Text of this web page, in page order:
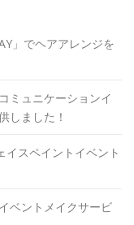
」でヘアアレンジを
ミュニケーションイ
しました！
イスペイントイベント
ベントメイクサービ